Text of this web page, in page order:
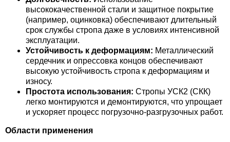
высококачественной стали и защитное покрытие
(например, оцинковка) обеспечивают длительный
срок службы стропа даже в условиях интенсивной
эксплуатации.
Устойчивость к деформациям: Металлический
сердечник и опрессовка концов обеспечивают
высокую устойчивость стропа к деформациям и
износу.
Простота использования: Стропы УСК2 (СКК)
легко монтируются и демонтируются, что упрощает
и ускоряет процесс погрузочно-разгрузочных работ.
Области применения